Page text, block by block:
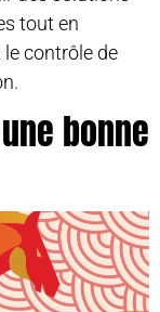
tout en
contrôle de
bonne